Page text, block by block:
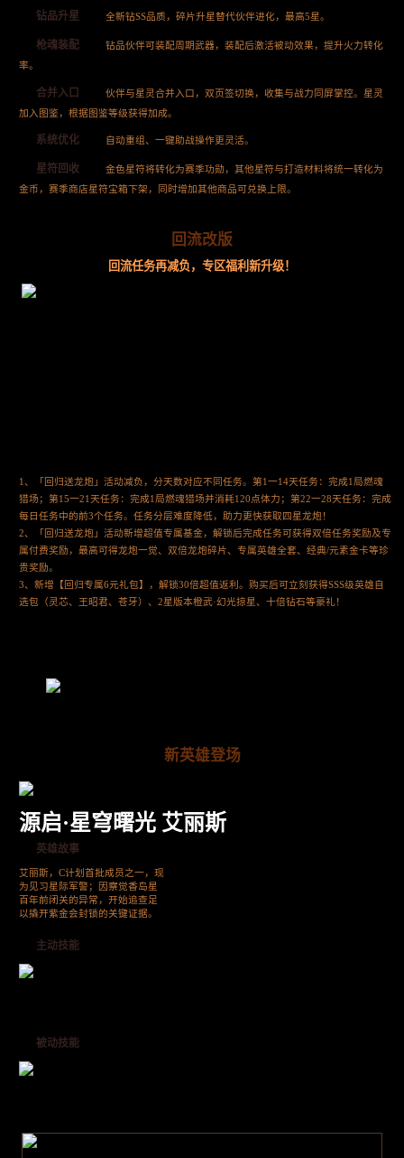
钻品升星 全新钻SS品质，碎片升星替代伙伴进化，最高5星。
枪魂装配
钻品伙伴可装配周期武器，装配后激活被动效果，提升火力转化
率。
合并入口
伙伴与星灵合并入口，双页签切换，收集与战力同屏掌控。星灵
加入图鉴，根据图鉴等级获得加成。
系统优化 自动重组、一键助战操作更灵活。
星符回收
金色星符将转化为赛季功勋，其他星符与打造材料将统一转化为
金币，赛季商店星符宝箱下架，同时增加其他商品可兑换上限。
回流改版
回流任务再减负，专区福利新升级！
1、「回归送龙炮」活动减负，分天数对应不同任务。第1一14天任务：完成1局燃魂
猎场；第15一21天任务：完成1局燃魂猎场并消耗120点体力；第22一28天任务：完成
每日任务中的前3个任务。任务分层难度降低，助力更快获取四星龙炮！
2、「回归送龙炮」活动新增超值专属基金，解锁后完成任务可获得双倍任务奖励及专
属付费奖励，最高可得龙炮一觉、双倍龙炮碎片、专属英雄全套、经典/元素金卡等珍
贵奖励。
3、新增【回归专属6元礼包】，解锁30倍超值返利。购买后可立刻获得SSS级英雄自
选包（灵芯、王昭君、苍牙）、2星版本橙武·幻光掠星、十倍钻石等豪礼！
新英雄登场
源启·星穹曙光 艾丽斯
英雄故事
艾丽斯，C计划首批成员之一，现
为见习星际军警；因察觉香岛星
百年前闭关的异常，开始追查足
以撬开紫金会封锁的关键证据。
主动技能
被动技能